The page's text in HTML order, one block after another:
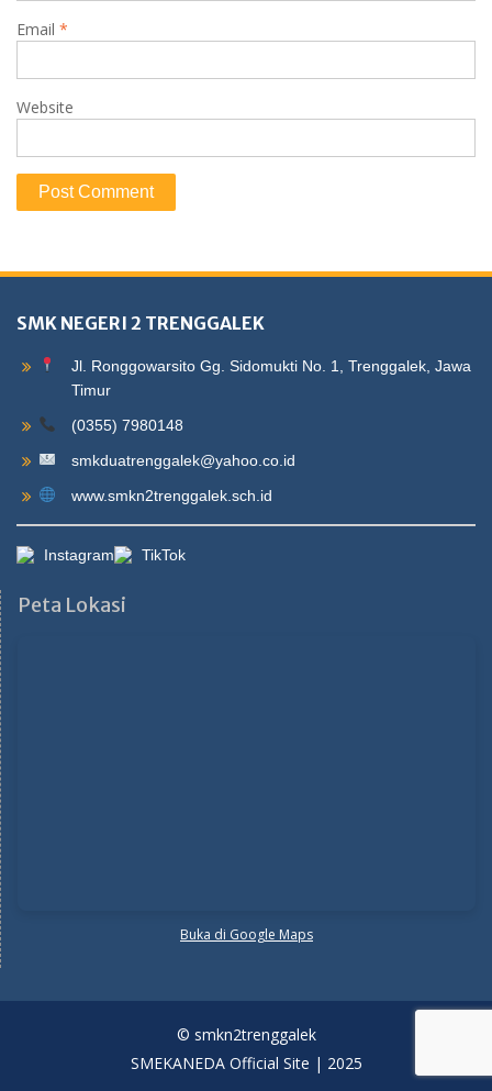
Email *
Website
SMK NEGERI 2 TRENGGALEK
Jl. Ronggowarsito Gg. Sidomukti No. 1, Trenggalek, Jawa
Timur
(0355) 7980148
smkduatrenggalek@yahoo.co.id
www.smkn2trenggalek.sch.id
Instagram TikTok
Peta Lokasi
Buka di Google Maps
© smkn2trenggalek
SMEKANEDA Official Site | 2025